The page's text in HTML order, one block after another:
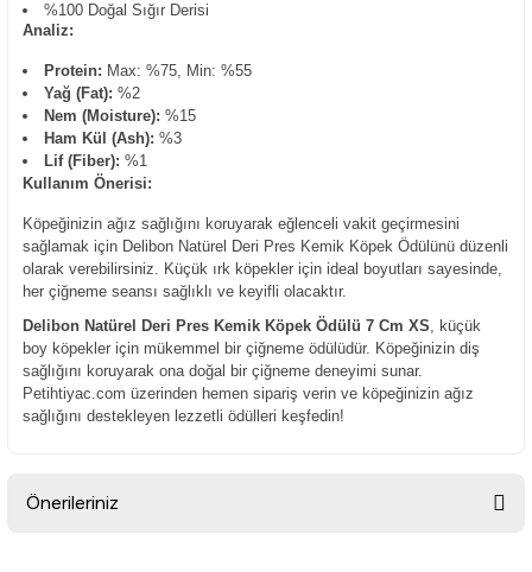
%100 Doğal Sığır Derisi
Analiz:
Protein: Max: %75, Min: %55
Yağ (Fat): %2
Nem (Moisture): %15
Ham Kül (Ash): %3
Lif (Fiber): %1
Kullanım Önerisi:
Köpeğinizin ağız sağlığını koruyarak eğlenceli vakit geçirmesini
sağlamak için Delibon Natürel Deri Pres Kemik Köpek Ödülünü düzenli
olarak verebilirsiniz. Küçük ırk köpekler için ideal boyutları sayesinde,
her çiğneme seansı sağlıklı ve keyifli olacaktır.
Delibon Natürel Deri Pres Kemik Köpek Ödülü 7 Cm XS, küçük
boy köpekler için mükemmel bir çiğneme ödülüdür. Köpeğinizin diş
sağlığını koruyarak ona doğal bir çiğneme deneyimi sunar.
Petihtiyac.com üzerinden hemen sipariş verin ve köpeğinizin ağız
sağlığını destekleyen lezzetli ödülleri keşfedin!
Önerileriniz